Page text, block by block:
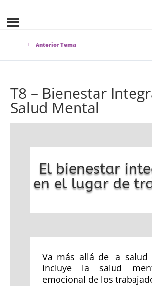
Anterior Tema
T8 – Bienestar
Salud Mental
El bienestar
en el lugar de
Va más allá de la salud
incluye la salud
emocional de los